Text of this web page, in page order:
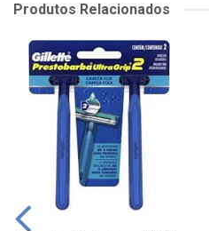
Produtos Relacionados